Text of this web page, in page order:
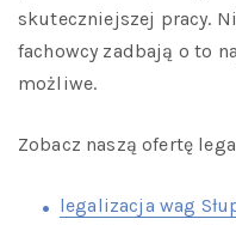
skuteczniejszej pracy.
fachowcy zadbają o to
możliwe.
Zobacz naszą ofertę
legalizacja wag